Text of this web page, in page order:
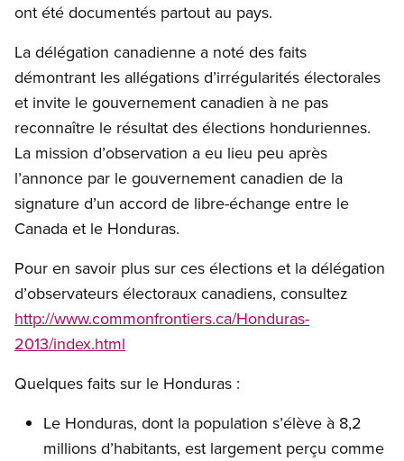
ont été documentés partout au pays.
La délégation canadienne a noté des faits
démontrant les allégations d’irrégularités électorales
et invite le gouvernement canadien à ne pas
reconnaître le résultat des élections honduriennes.
La mission d’observation a eu lieu peu après
l’annonce par le gouvernement canadien de la
signature d’un accord de libre-échange entre le
Canada et le Honduras.
Pour en savoir plus sur ces élections et la délégation
d’observateurs électoraux canadiens, consultez
http://www.commonfrontiers.ca/Honduras-
2013/index.html
Quelques faits sur le Honduras :
Le Honduras, dont la population s’élève à 8,2
millions d’habitants, est largement perçu comme